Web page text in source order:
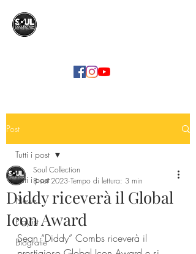
Post
Tutti i post
News
Playlist
Biografie
Tutti i post
Diddy riceverà il Global
Icon Award
Soul Collection
8 set 2023 Tempo di lettura: 3 min
Sean “Diddy” Combs riceverà il